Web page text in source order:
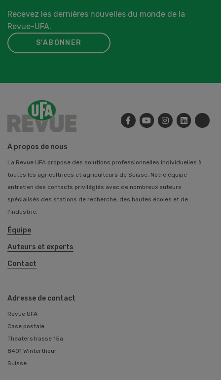
Recevez les dernières nouvelles du monde de la
Revue-UFA.
S'ABONNER
A propos de nous
La Revue UFA propose des solutions professionnelles individuelles à
toutes les agricultrices et agriculteurs de Suisse. Notre équipe
entretien des contacts privilégiés avec de nombreux auteurs
spécialisés des stations de recherche, des hautes écoles et de
l’industrie.
Équipe
Auteurs et experts
Contact
Adresse de contact
Revue UFA
Case postale
Theaterstrasse 15a
8401 Winterthour
Suisse